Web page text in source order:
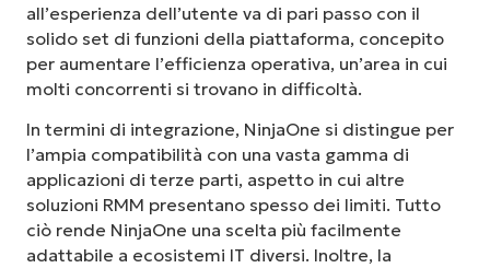
all’esperienza dell’utente va di pari passo con il
solido set di funzioni della piattaforma, concepito
per aumentare l’efficienza operativa, un’area in cui
molti concorrenti si trovano in difficoltà.
In termini di integrazione, NinjaOne si distingue per
l’ampia compatibilità con una vasta gamma di
applicazioni di terze parti, aspetto in cui altre
soluzioni RMM presentano spesso dei limiti. Tutto
ciò rende NinjaOne una scelta più facilmente
adattabile a ecosistemi IT diversi. Inoltre, la